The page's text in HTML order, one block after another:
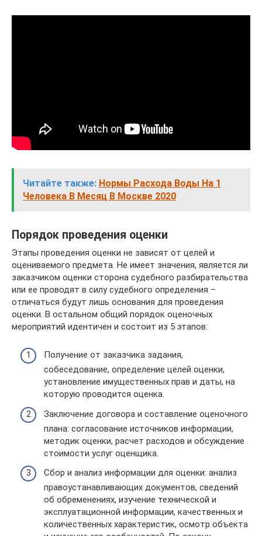
Читайте также: Нормы Расхода Воды На 1
Человека В Месяц В Москве 2020
Порядок проведения оценки
Этапы проведения оценки не зависят от целей и
оцениваемого предмета. Не имеет значения, является ли
заказчиком оценки сторона судебного разбирательства
или ее проводят в силу судебного определения –
отличаться будут лишь основания для проведения
оценки. В остальном общий порядок оценочных
мероприятий идентичен и состоит из 5 этапов:
Получение от заказчика задания,
собеседование, определение целей оценки,
установление имущественных прав и даты, на
которую проводится оценка.
Заключение договора и составление оценочного
плана: согласование источников информации,
методик оценки, расчет расходов и обсуждение
стоимости услуг оценщика.
Сбор и анализ информации для оценки: анализ
правоустанавливающих документов, сведений
об обременениях, изучение технической и
эксплуатационной информации, качественных и
количественных характеристик, осмотр объекта